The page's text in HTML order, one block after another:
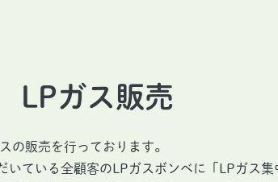
LPガス販売
の販売を行っております。
いている全顧客のLPガスボンベに「LPガス集